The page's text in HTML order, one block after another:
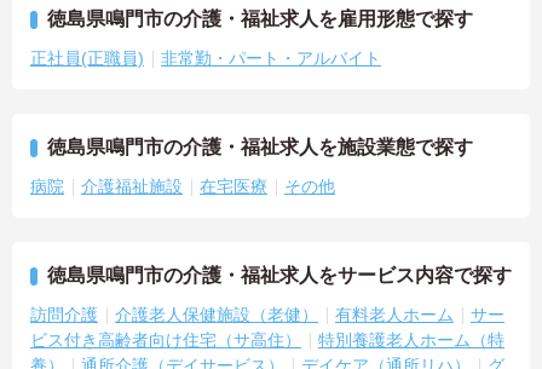
徳島県鳴門市の介護・福祉求人を雇用形態で探す
正社員(正職員) 非常勤・パート・アルバイト
徳島県鳴門市の介護・福祉求人を施設業態で探す
病院 介護福祉施設 在宅医療 その他
徳島県鳴門市の介護・福祉求人をサービス内容で探す
訪問介護 介護老人保健施設（老健） 有料老人ホーム
サー
ビス付き高齢者向け住宅（サ高住）
特別養護老人ホーム（特
養）
通所介護（デイサービス） デイケア（通所リハ） グ